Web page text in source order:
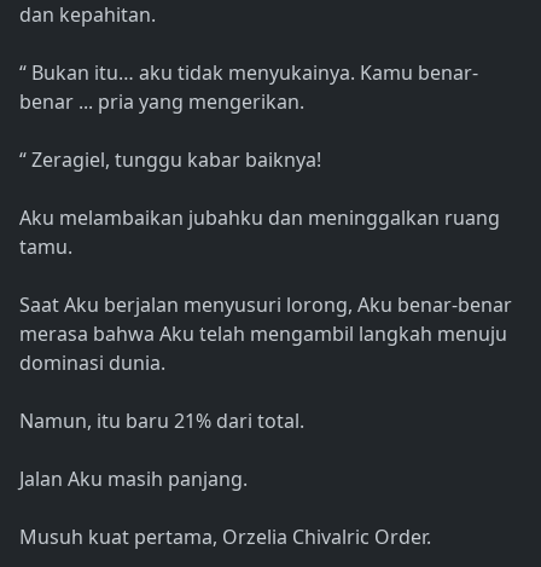
dan kepahitan.
“ Bukan itu… aku tidak menyukainya. Kamu benar-
benar ... pria yang mengerikan.
“ Zeragiel, tunggu kabar baiknya!
Aku melambaikan jubahku dan meninggalkan ruang
tamu.
Saat Aku berjalan menyusuri lorong, Aku benar-benar
merasa bahwa Aku telah mengambil langkah menuju
dominasi dunia.
Namun, itu baru 21% dari total.
Jalan Aku masih panjang.
Musuh kuat pertama, Orzelia Chivalric Order.